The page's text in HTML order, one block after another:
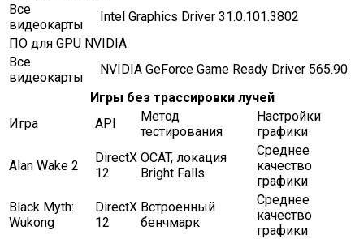
Все
видеокарты
Intel Graphics Driver 31.0.101.3802
ПО для GPU NVIDIA
Все
видеокарты
NVIDIA GeForce Game Ready Driver 565.90
Игры без трассировки лучей
Игра
API
Метод
тестирования
Настройки
графики
Alan Wake 2
DirectX
12
OCAT, локация
Bright Falls
Среднее
качество
графики
Black Myth:
Wukong
DirectX
12
Встроенный
бенчмарк
Среднее
качество
графики